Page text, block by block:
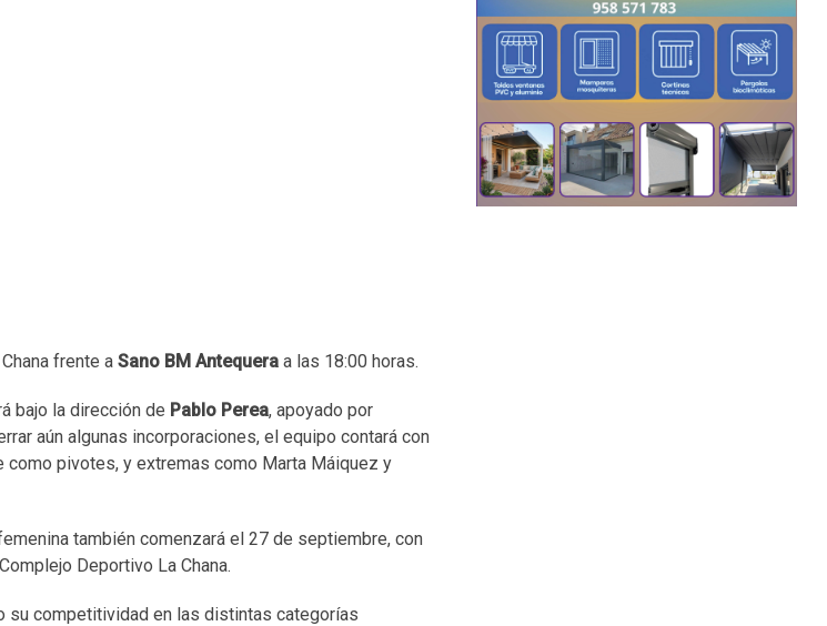
frente aSano BM Antequera a las 18:00 horas.
bajo la dirección de Pablo Perea, apoyado por
aún algunas incorporaciones, el equipo contará con
como pivotes, y extremas como Marta Máiquez y
también comenzará el 27 de septiembre, con
Deportivo La Chana.
su competitividad en las distintas categorías